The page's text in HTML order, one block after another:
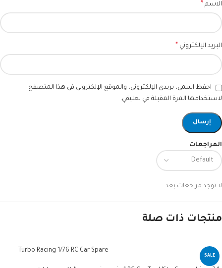
المراجعات
لا توجد مراجعات بعد.
الاسم *
البريد الإلكتروني *
احفظ اسمي، بريدي الإلكتروني، والموقع الإلكتروني في هذا المتصفح
لاستخدامها المرة المقبلة في تعليقي.
منتجات ذات صلة
SALE
Turbo Racing 1/76 RC Car Spare